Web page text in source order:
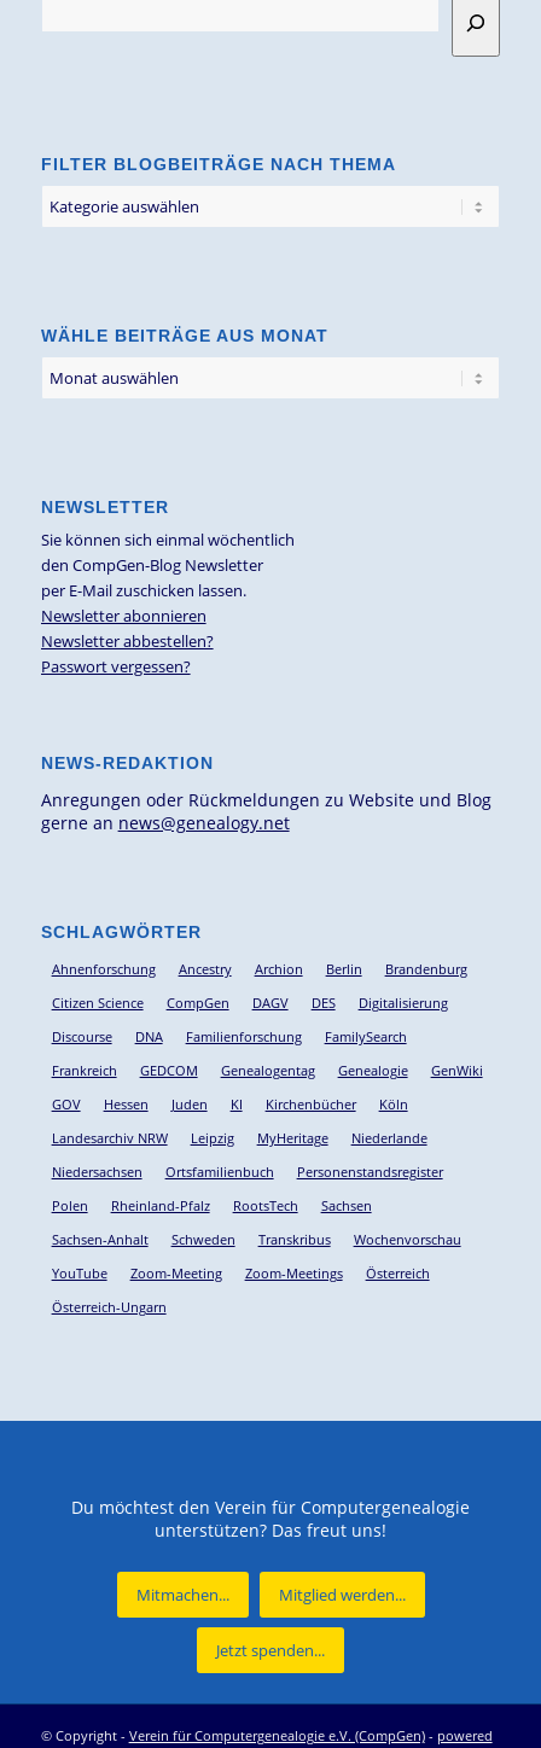
FILTER BLOGBEITRÄGE NACH THEMA
Blogbeiträge
WÄHLE BEITRÄGE AUS MONAT
NEWSLETTER
Sie können sich einmal wöchentlich
den CompGen-Blog Newsletter
per E-Mail zuschicken lassen.
Newsletter abonnieren
Newsletter abbestellen?
Passwort vergessen?
NEWS-REDAKTION
Anregungen oder Rückmeldungen zu Website und Blog
gerne an news@genealogy.net
SCHLAGWÖRTER
Ahnenforschung Ancestry Archion Berlin
Brandenburg
Citizen Science
CompGen DAGV DES
Digitalisierung
Discourse
DNA Familienforschung
FamilySearch
Frankreich
GEDCOM Genealogentag Genealogie
GenWiki
GOV
Hessen Juden KI Kirchenbücher
Köln
Landesarchiv NRW
Leipzig MyHeritage
Niederlande
Niedersachsen
Ortsfamilienbuch
Personenstandsregister
Polen
Rheinland-Pfalz RootsTech
Sachsen
Sachsen-Anhalt
Schweden Transkribus
Wochenvorschau
YouTube
Zoom-Meeting Zoom-Meetings
Österreich
Österreich-Ungarn
Du möchtest den Verein für Computergenealogie
unterstützen? Das freut uns!
Mitmachen... Mitglied werden...
Jetzt spenden...
© Copyright - Verein für Computergenealogie e.V. (CompGen)- powered